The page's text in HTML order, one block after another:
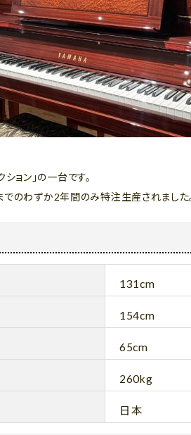
ョン」の一台です。
のわずか2年間のみ特注生産されました
131cm
154cm
65cm
260kg
日本